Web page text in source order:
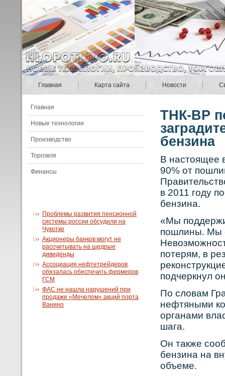
Главная Карта сайта Новости
Главная
Новые технологии
Производство
Торговля
Финансы
Проблемы развития пенсионной
системы россии обсудили на
Чукотке
Акционеры банков могут не
рассчитывать на щедрые
дивиденды
Ассоциация нефтетрейдеров
обязалась обеспечить фермеров
ГСМ
ФАС не нашла нарушений при
продаже «Мечелом» акций порта
Ванино
ТНК-ВР
бензина
В настоящее
90% от
в 2011 году
бензина.
«Мы
пошлины. Мы
потерям, в
подчеркнул
По словам
нефтяными
органами
шага.
Он также
бензина на
объеме.